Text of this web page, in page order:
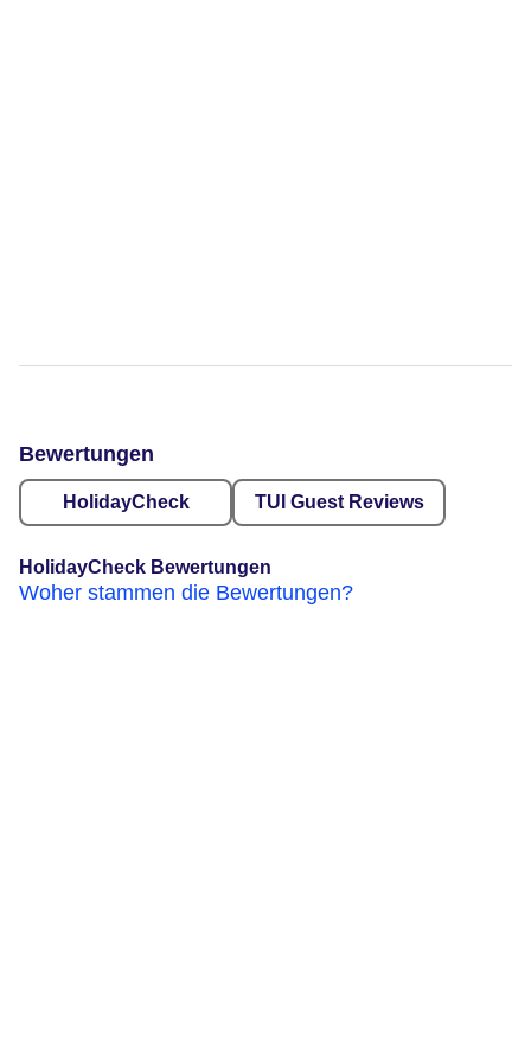
Bewertungen
HolidayCheck TUI Guest Reviews
HolidayCheck Bewertungen
Woher stammen die Bewertungen?